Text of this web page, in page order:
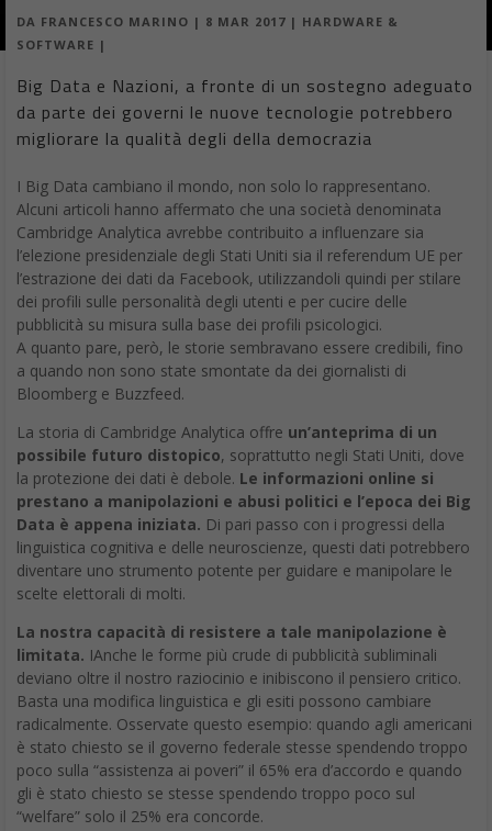
DA FRANCESCO MARINO | 8 MAR 2017 | HARDWARE &
SOFTWARE |
Big Data e Nazioni, a fronte di un sostegno adeguato
da parte dei governi le nuove tecnologie potrebbero
migliorare la qualità degli della democrazia
I Big Data cambiano il mondo, non solo lo rappresentano.
Alcuni articoli hanno affermato che una società denominata
Cambridge Analytica avrebbe contribuito a influenzare sia
l’elezione presidenziale degli Stati Uniti sia il referendum UE per
l’estrazione dei dati da Facebook, utilizzandoli quindi per stilare
dei profili sulle personalità degli utenti e per cucire delle
pubblicità su misura sulla base dei profili psicologici.
A quanto pare, però, le storie sembravano essere credibili, fino
a quando non sono state smontate da dei giornalisti di
Bloomberg e Buzzfeed.
La storia di Cambridge Analytica offre un’anteprima di un
possibile futuro distopico, soprattutto negli Stati Uniti, dove
la protezione dei dati è debole. Le informazioni online si
prestano a manipolazioni e abusi politici e l’epoca dei Big
Data è appena iniziata. Di pari passo con i progressi della
linguistica cognitiva e delle neuroscienze, questi dati potrebbero
diventare uno strumento potente per guidare e manipolare le
scelte elettorali di molti.
La nostra capacità di resistere a tale manipolazione è
limitata. IAnche le forme più crude di pubblicità subliminali
deviano oltre il nostro raziocinio e inibiscono il pensiero critico.
Basta una modifica linguistica e gli esiti possono cambiare
radicalmente. Osservate questo esempio: quando agli americani
è stato chiesto se il governo federale stesse spendendo troppo
poco sulla “assistenza ai poveri” il 65% era d’accordo e quando
gli è stato chiesto se stesse spendendo troppo poco sul
“welfare” solo il 25% era concorde.